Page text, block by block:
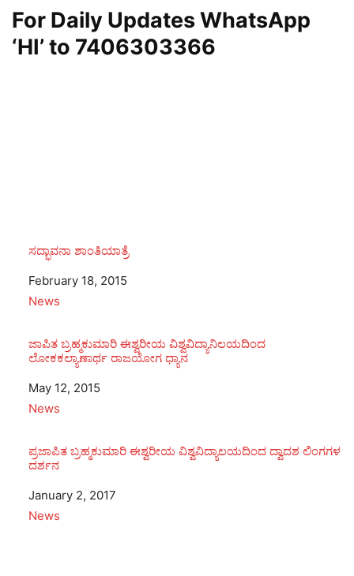
For Daily Updates WhatsApp
‘HI’ to 7406303366
ಸದ್ಭಾವನಾ ಶಾಂತಿಯಾತ್ರೆ
Date
February 18, 2015
In relation to
News
ಜಾಪಿತ ಬ್ರಹ್ಮಕುಮಾರಿ ಈಶ್ವರೀಯ ವಿಶ್ವವಿದ್ಯಾನಿಲಯದಿಂದ
ಲೋಕಕಲ್ಯಾಣಾರ್ಥ ರಾಜಯೋಗ ಧ್ಯಾನ
Date
May 12, 2015
In relation to
News
ಪ್ರಜಾಪಿತ ಬ್ರಹ್ಮಕುಮಾರಿ ಈಶ್ವರೀಯ ವಿಶ್ವವಿದ್ಯಾಲಯದಿಂದ ದ್ವಾದಶ ಲಿಂಗಗಳ
ದರ್ಶನ
Date
January 2, 2017
In relation to
News